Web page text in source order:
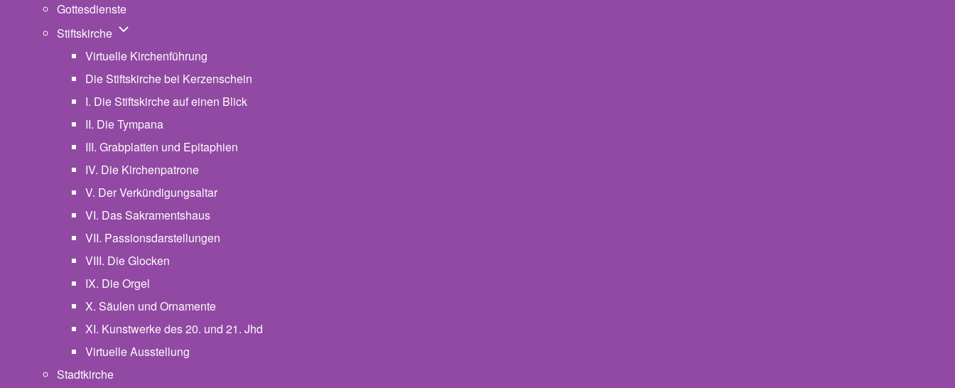
Gottesdienste
Stiftskirche Unternavigation von Stiftskirche
Virtuelle Kirchenführung
Die Stiftskirche bei Kerzenschein
I. Die Stiftskirche auf einen Blick
II. Die Tympana
III. Grabplatten und Epitaphien
IV. Die Kirchenpatrone
V. Der Verkündigungsaltar
VI. Das Sakramentshaus
VII. Passionsdarstellungen
VIII. Die Glocken
IX. Die Orgel
X. Säulen und Ornamente
XI. Kunstwerke des 20. und 21. Jhd
Virtuelle Ausstellung
Stadtkirche